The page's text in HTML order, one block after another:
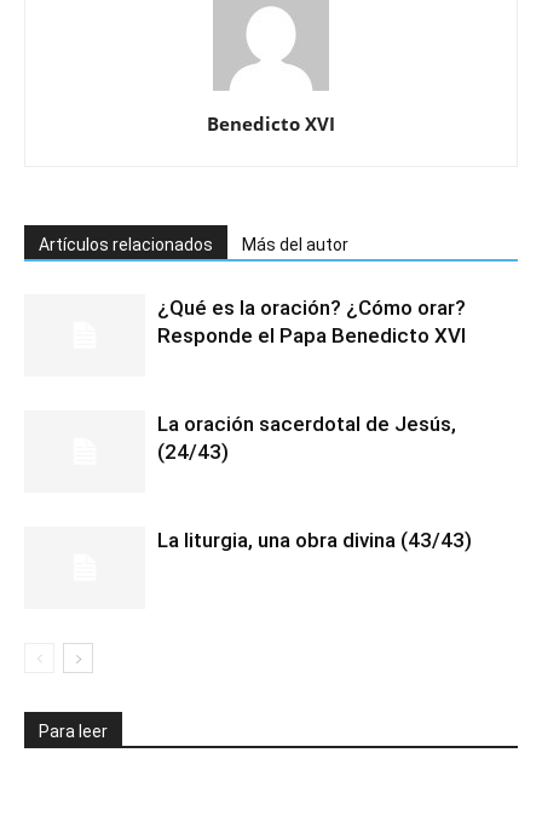
Benedicto XVI
Artículos relacionados Más del autor
¿Qué es la oración? ¿Cómo orar?
Responde el Papa Benedicto XVI
La oración sacerdotal de Jesús,
(24/43)
La liturgia, una obra divina (43/43)
Para leer